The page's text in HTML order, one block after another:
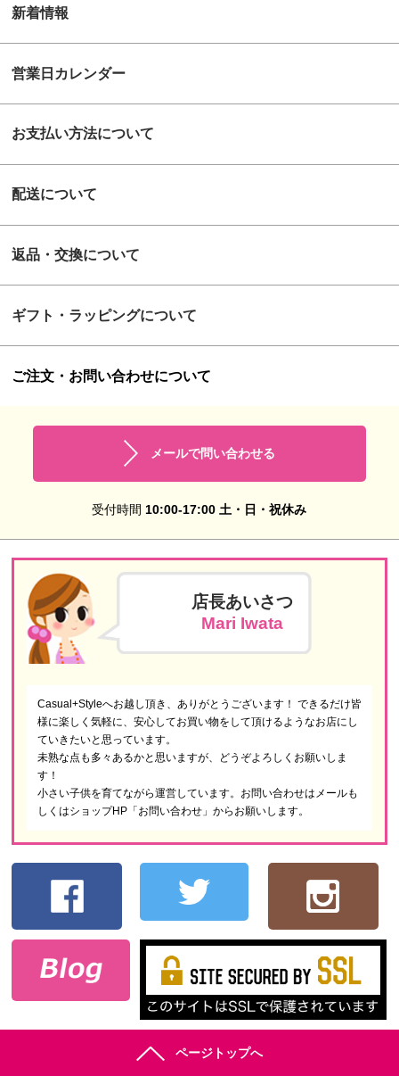
新着情報
営業日カレンダー
お支払い方法について
配送について
返品・交換について
ギフト・ラッピングについて
ご注文・お問い合わせについて
メールで問い合わせる
受付時間 10:00-17:00 土・日・祝休み
店長あいさつ
Mari Iwata
Casual+Styleへお越し頂き、ありがとうございます！ できるだけ皆
様に楽しく気軽に、安心してお買い物をして頂けるようなお店にし
ていきたいと思っています。
未熟な点も多々あるかと思いますが、どうぞよろしくお願いしま
す！
小さい子供を育てながら運営しています。お問い合わせはメールも
しくはショップHP「お問い合わせ」からお願いします。
ページトップへ